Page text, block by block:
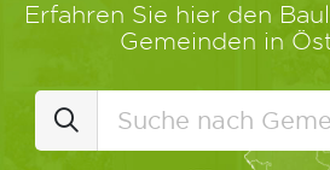
Erfahren Sie hier den
Gemeinden in